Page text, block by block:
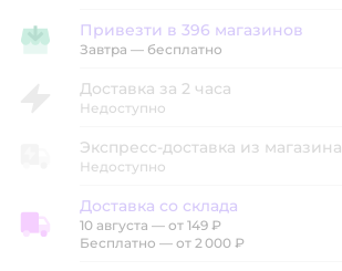
Привезти в магазин
Привезти в 396 магазинов
Завтра — бесплатно
Доставка за 2 часа
Недоступно
Экспресс-доставка из магазина
Недоступно
Доставка со склада
Доставка со склада
10 августа — от 149 ₽
Бесплатно — от 2 000 ₽